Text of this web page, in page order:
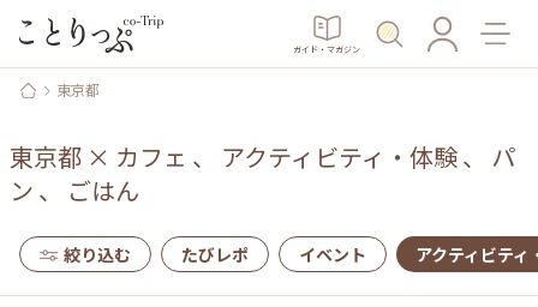
ガイド・マガジン
東京都
東京都 × カフェ 、 アクティビティ・体験、 パ
ン 、 ごはん
絞り込む たびレポ イベント アクティビティ